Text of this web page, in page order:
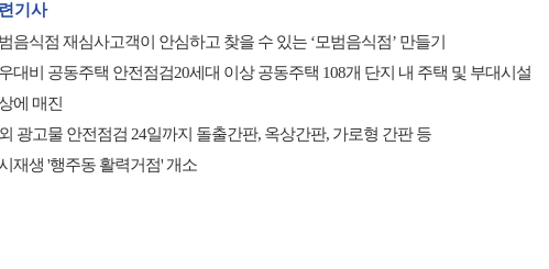
기사
음식점 재심사고객이 안심하고 찾을 수 있는 ‘모범음식점’ 만들기
대비 공동주택 안전점검20세대 이상 공동주택 108개 단지 내 주택 및 부대시설
에 매진
광고물 안전점검 24일까지 돌출간판, 옥상간판, 가로형 간판 등
재생 '행주동 활력거점' 개소